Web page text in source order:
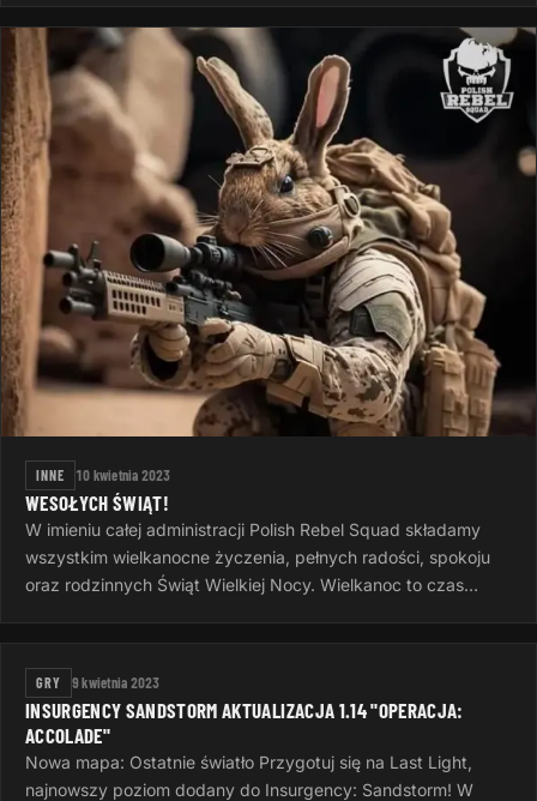
INNE 10 kwietnia 2023
WESOŁYCH ŚWIĄT!
W imieniu całej administracji Polish Rebel Squad składamy
wszystkim wielkanocne życzenia, pełnych radości, spokoju
oraz rodzinnych Świąt Wielkiej Nocy. Wielkanoc to czas
GRY 9 kwietnia 2023
INSURGENCY SANDSTORM AKTUALIZACJA 1.14 "OPERACJA:
ACCOLADE"
Nowa mapa: Ostatnie światło Przygotuj się na Last Light,
najnowszy poziom dodany do Insurgency: Sandstorm! W